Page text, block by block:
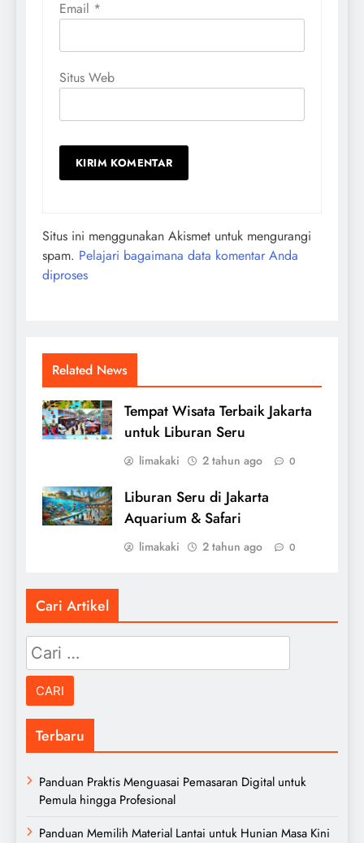
Email *
Situs Web
Situs ini menggunakan Akismet untuk mengurangi
spam. Pelajari bagaimana data komentar Anda
diproses
Related News
Tempat Wisata Terbaik Jakarta
untuk Liburan Seru
limakaki 2 tahun ago 0
Liburan Seru di Jakarta
Aquarium & Safari
limakaki 2 tahun ago 0
Cari Artikel
Cari
untuk:
Terbaru
Panduan Praktis Menguasai Pemasaran Digital untuk
Pemula hingga Profesional
Panduan Memilih Material Lantai untuk Hunian Masa Kini